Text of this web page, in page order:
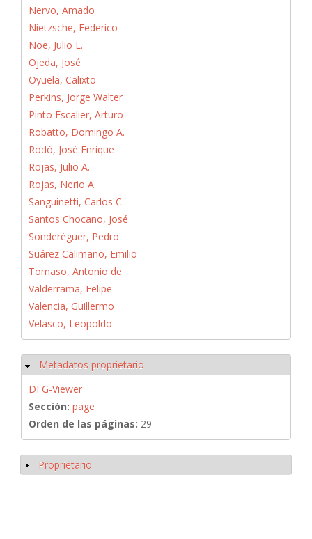
Nervo, Amado
Nietzsche, Federico
Noe, Julio L.
Ojeda, José
Oyuela, Calixto
Perkins, Jorge Walter
Pinto Escalier, Arturo
Robatto, Domingo A.
Rodó, José Enrique
Rojas, Julio A.
Rojas, Nerio A.
Sanguinetti, Carlos C.
Santos Chocano, José
Sonderéguer, Pedro
Suárez Calimano, Emilio
Tomaso, Antonio de
Valderrama, Felipe
Valencia, Guillermo
Velasco, Leopoldo
Ocultar
Metadatos proprietario
DFG-Viewer
Sección: page
Orden de las páginas: 29
Mostrar
Proprietario